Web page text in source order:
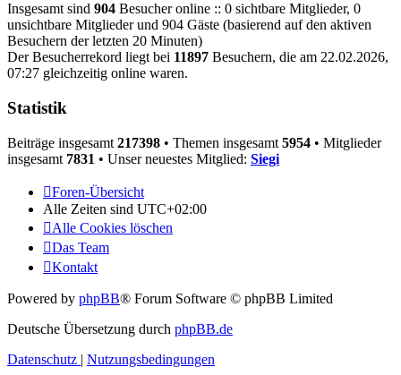
Insgesamt sind 904 Besucher online :: 0 sichtbare Mitglieder, 0
unsichtbare Mitglieder und 904 Gäste (basierend auf den aktiven
Besuchern der letzten 20 Minuten)
Der Besucherrekord liegt bei 11897 Besuchern, die am 22.02.2026,
07:27 gleichzeitig online waren.
Statistik
Beiträge insgesamt 217398 • Themen insgesamt 5954 • Mitglieder
insgesamt 7831 • Unser neuestes Mitglied: Siegi
Foren-Übersicht
Alle Zeiten sind UTC+02:00
Alle Cookies löschen
Das Team
Kontakt
Powered by phpBB® Forum Software © phpBB Limited
Deutsche Übersetzung durch phpBB.de
Datenschutz | Nutzungsbedingungen